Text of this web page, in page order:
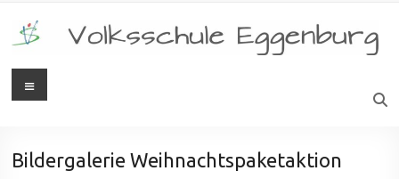
Bildergalerie Weihnachtspaketaktion